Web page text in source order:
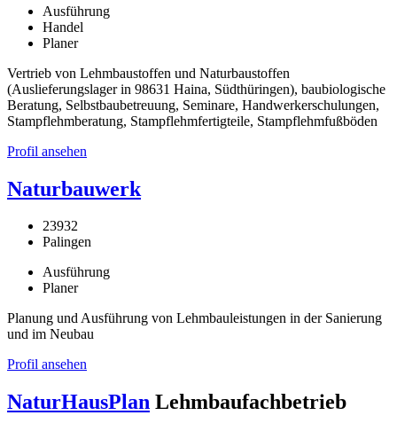
Ausführung
Handel
Planer
Vertrieb von Lehmbaustoffen und Naturbaustoffen
(Auslieferungslager in 98631 Haina, Südthüringen), baubiologische
Beratung, Selbstbaubetreuung, Seminare, Handwerkerschulungen,
Stampflehmberatung, Stampflehmfertigteile, Stampflehmfußböden
Profil ansehen
Naturbauwerk
23932
Palingen
Ausführung
Planer
Planung und Ausführung von Lehmbauleistungen in der Sanierung
und im Neubau
Profil ansehen
NaturHausPlan Lehmbaufachbetrieb